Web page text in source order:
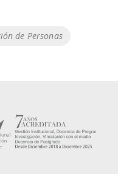
de Personas